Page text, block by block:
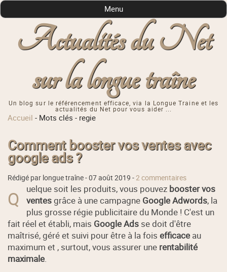
Actualités du Net
sur la longue traîne
Un blog sur le référencement efficace, via la Longue Traine et les
actualités du Net pour vous aider ...
Menu
Accueil - Mots clés - regie
Comment booster vos ventes avec
google ads ?
Rédigé par longue traîne -07 août 2019 -2 commentaires
Q uelque soit les produits, vous pouvez booster vos
ventesgrâce à une campagne Google Adwords, la
plus grosse régie publicitaire du Monde ! C'est un
fait réel et établi, mais Google Ads se doit d'être
maîtrisé, géré et suivi pour être à la foisefficace au
maximum et , surtout, vous assurer une rentabilité
maximale.